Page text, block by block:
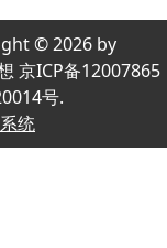
© 2026 by
京ICP备12007865
号.
统